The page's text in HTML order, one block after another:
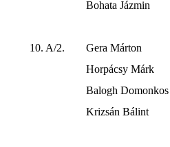
Bohata Jázmin
10. A/2.
Gera Márton
Horpácsy Márk
Balogh Domonkos
Krizsán Bálint